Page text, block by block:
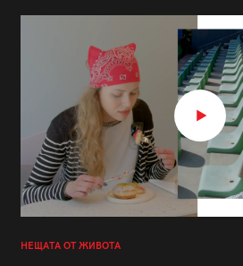
НЕЩАТА ОТ ЖИВОТА